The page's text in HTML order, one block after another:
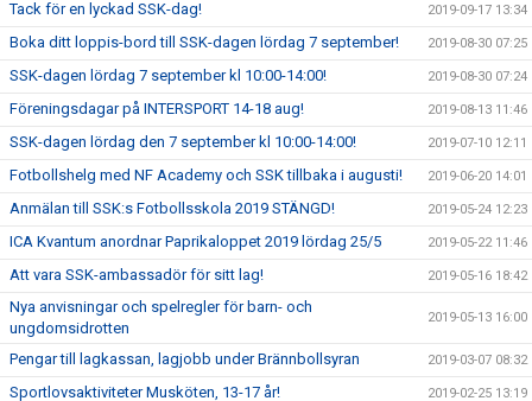
Tack för en lyckad SSK-dag! 2019-09-17 13:34
Boka ditt loppis-bord till SSK-dagen lördag 7 september! 2019-08-30 07:25
SSK-dagen lördag 7 september kl 10:00-14:00! 2019-08-30 07:24
Föreningsdagar på INTERSPORT 14-18 aug! 2019-08-13 11:46
SSK-dagen lördag den 7 september kl 10:00-14:00! 2019-07-10 12:11
Fotbollshelg med NF Academy och SSK tillbaka i augusti! 2019-06-20 14:01
Anmälan till SSK:s Fotbollsskola 2019 STÄNGD! 2019-05-24 12:23
ICA Kvantum anordnar Paprikaloppet 2019 lördag 25/5 2019-05-22 11:46
Att vara SSK-ambassadör för sitt lag! 2019-05-16 18:42
Nya anvisningar och spelregler för barn- och
ungdomsidrotten
2019-05-13 16:00
Pengar till lagkassan, lagjobb under Brännbollsyran 2019-03-07 08:32
Sportlovsaktiviteter Musköten, 13-17 år! 2019-02-25 13:19